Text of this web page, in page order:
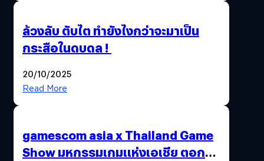
ล้วงลับ ตับไต ทำยังไงกว่าจะมาเป็น
กระสือในดบดล !
20/10/2025
Read More
gamescom asia x Thailand Game
Show มหกรรมเกมแห่งเอเชีย ตอกย้ำ